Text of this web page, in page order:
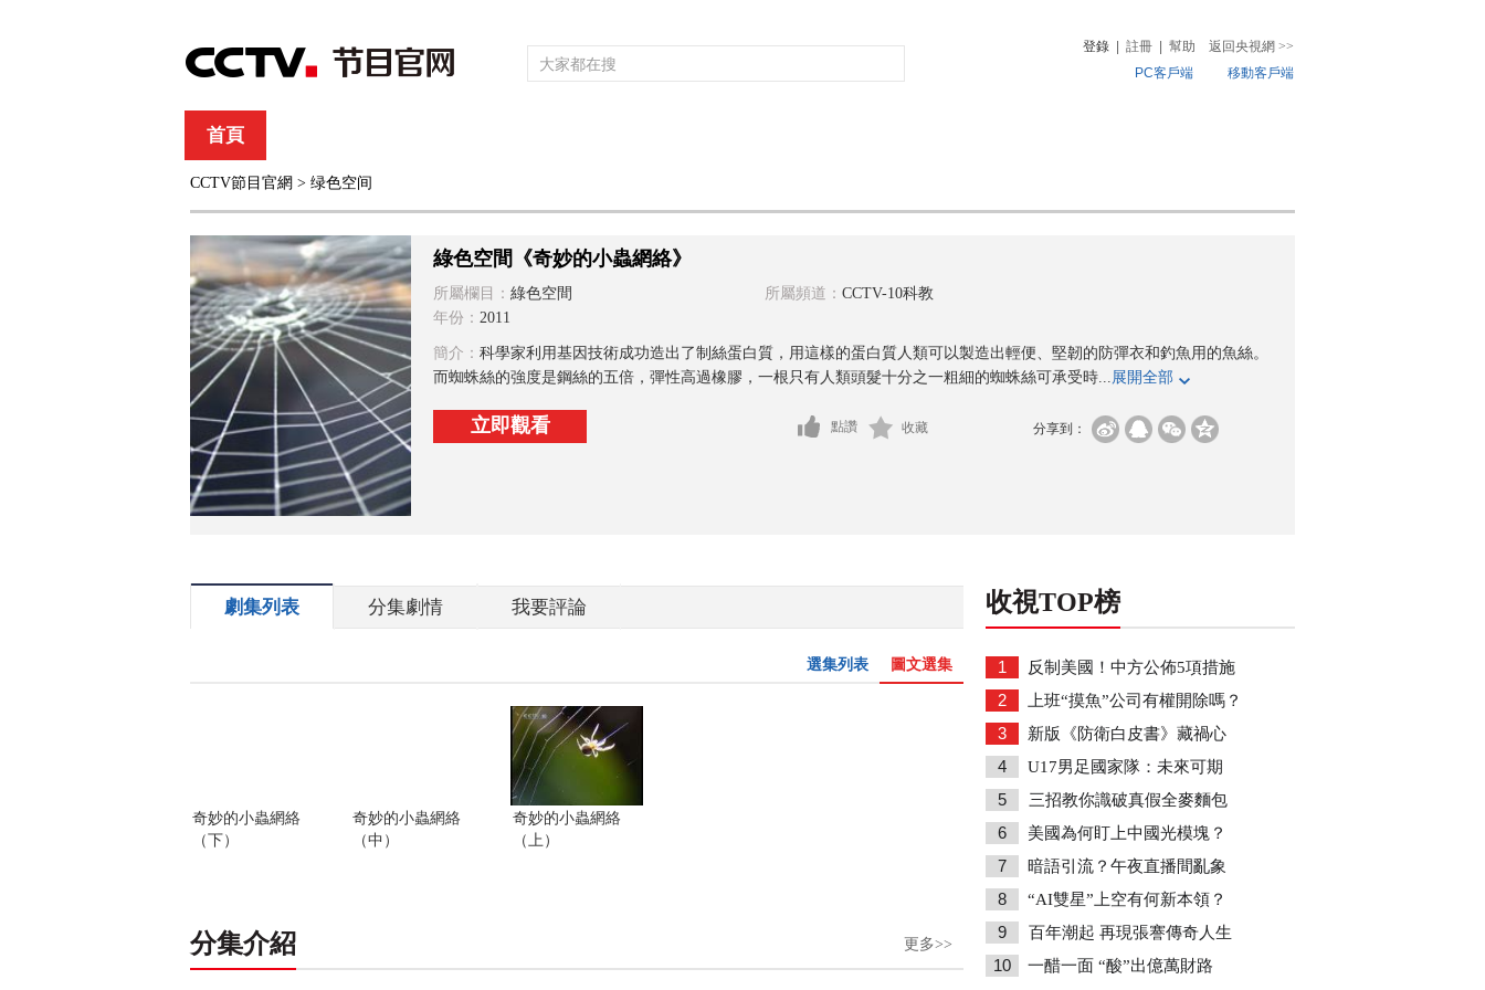
登錄 註冊 幫助 返回央視網 >>
PC客戶端
移動客戶端
首頁
綜合 新聞 財經 綜藝
CCTV節目官網 > 绿色空间
綠色空間《奇妙的小蟲網絡》
所屬欄目： 綠色空間 所屬頻道： CCTV-10科教
年份： 2011
簡介： 科學家利用基因技術成功造出了制絲蛋白質，用這樣的蛋白質人類可以製造出輕便、堅韌的防彈衣和釣魚用的魚絲。
而蜘蛛絲的強度是鋼絲的五倍，彈性高過橡膠，一根只有人類頭髮十分之一粗細的蜘蛛絲可承受時...展開全部
立即觀看 分享到：
點讚 收藏
劇集列表 分集劇情 我要評論
圖文選集
選集列表
奇妙的小蟲網絡
（下）
奇妙的小蟲網絡
（中）
奇妙的小蟲網絡
（上）
分集介紹 更多>>
收視TOP榜
1 反制美國！中方公佈5項措施
2 上班“摸魚”公司有權開除嗎？
3 新版《防衛白皮書》藏禍心
4 U17男足國家隊：未來可期
5 三招教你識破真假全麥麵包
6 美國為何盯上中國光模塊？
7 暗語引流？午夜直播間亂象
8 “AI雙星”上空有何新本領？
9 百年潮起 再現張謇傳奇人生
10 一醋一面 “酸”出億萬財路